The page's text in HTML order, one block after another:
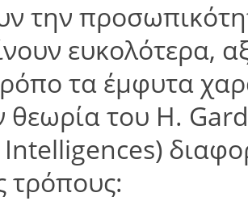
την
ευκολότερα,
τα έμφυτα
θεωρία του H.
τρόπους: